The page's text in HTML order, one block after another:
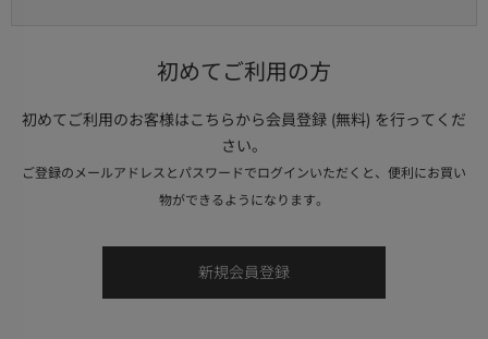
初めてご利用の方
初めてご利用のお客様はこちらから会員登録 (無料) を行ってくだ
さい。
ご登録のメールアドレスとパスワードでログインいただくと、便利にお買い
物ができるようになります。